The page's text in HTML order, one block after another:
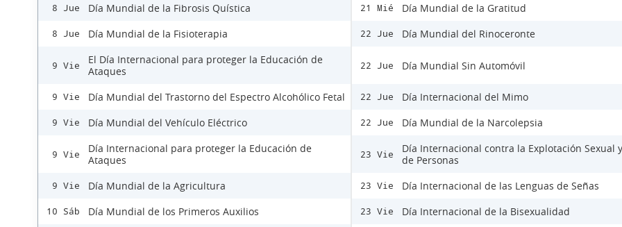
8 Jue Día Mundial de la Fibrosis Quística
8 Jue Día Mundial de la Fisioterapia
9 Vie
El Día Internacional para proteger la Educación de
Ataques
9 Vie Día Mundial del Trastorno del Espectro Alcohólico Fetal
9 Vie Día Mundial del Vehículo Eléctrico
9 Vie
Día Internacional para proteger la Educación de
Ataques
9 Vie Día Mundial de la Agricultura
10 Sáb Día Mundial de los Primeros Auxilios
21 Mié Día Mundial de la Gratitud
22 Jue Día Mundial del Rinoceronte
22 Jue Día Mundial Sin Automóvil
22 Jue Día Internacional del Mimo
22 Jue Día Mundial de la Narcolepsia
23 Vie
Día Internacional contra la Explotación Sexual
de Personas
23 Vie Día Internacional de las Lenguas de Señas
23 Vie Día Internacional de la Bisexualidad